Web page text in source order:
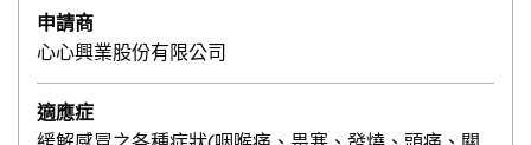
申請商
心心興業股份有限公司
適應症